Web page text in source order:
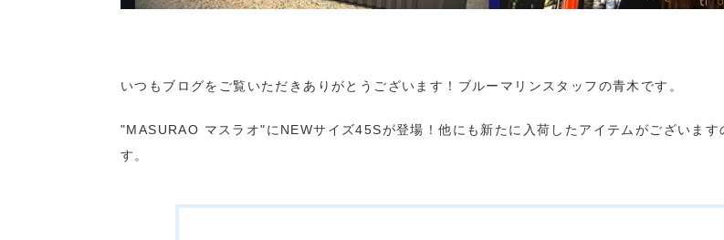
いつもブログをご覧いただきありがとうございます！ブルーマリンスタッフの青木です。
"MASURAO マスラオ"にNEWサイズ45Sが登場！他にも新たに入荷したアイテムがございます
す。